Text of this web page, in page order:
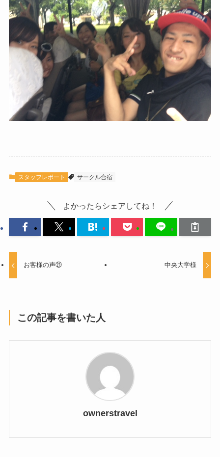
スタッフレポート サークル合宿
よかったらシェアしてね！
お客様の声㉑ 中央大学様
この記事を書いた人
ownerstravel